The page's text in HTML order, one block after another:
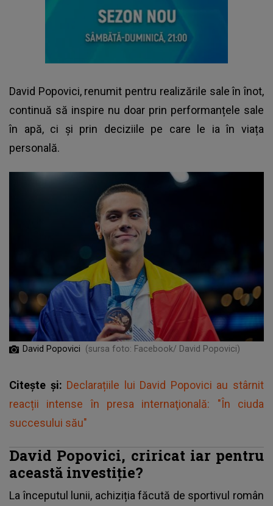
David Popovici, renumit pentru realizările sale în înot,
continuă să inspire nu doar prin performanțele sale
în apă, ci și prin deciziile pe care le ia în viața
personală.
David Popovici (sursa foto: Facebook/ David Popovici)
Citește și: Declarațiile lui David Popovici au stârnit
reacții intense în presa internaţională: "În ciuda
succesului său"
David Popovici, criricat iar pentru
această investiție?
La începutul lunii, achiziția făcută de sportivul român